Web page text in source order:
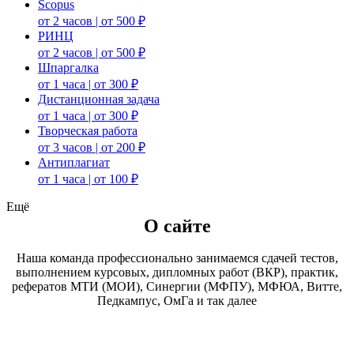
Scopus
от 2 часов | от 500 ₽
РИНЦ
от 2 часов | от 500 ₽
Шпаргалка
от 1 часа | от 300 ₽
Дистанционная задача
от 1 часа | от 300 ₽
Творческая работа
от 3 часов | от 200 ₽
Антиплагиат
от 1 часа | от 100 ₽
Ещё
О сайте
Наша команда профессионально занимаемся сдачей тестов,
выполнением курсовых, дипломных работ (ВКР), практик,
рефератов МТИ (МОИ), Синергии (МФПУ), МФЮА, Витте,
Педкампус, ОмГа и так далее